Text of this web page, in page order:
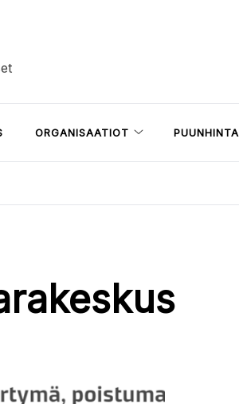
ORGANISAATIOT PUUNHINTA